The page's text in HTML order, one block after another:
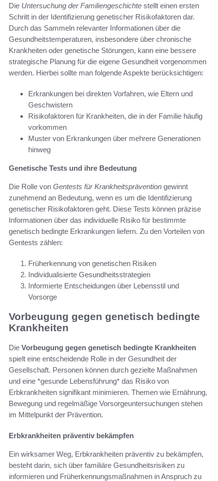
Die Untersuchung der Familiengeschichte stellt einen ersten
Schritt in der Identifizierung genetischer Risikofaktoren dar.
Durch das Sammeln relevanter Informationen über die
Gesundheitstemperaturen, insbesondere über chronische
Krankheiten oder genetische Störungen, kann eine bessere
strategische Planung für die eigene Gesundheit vorgenommen
werden. Hierbei sollte man folgende Aspekte berücksichtigen:
Erkrankungen bei direkten Vorfahren, wie Eltern und
Geschwistern
Risikofaktoren für Krankheiten, die in der Familie häufig
vorkommen
Muster von Erkrankungen über mehrere Generationen
hinweg
Genetische Tests und ihre Bedeutung
Die Rolle von Gentests für Krankheitsprävention gewinnt
zunehmend an Bedeutung, wenn es um die Identifizierung
genetischer Risikofaktoren geht. Diese Tests können präzise
Informationen über das individuelle Risiko für bestimmte
genetisch bedingte Erkrankungen liefern. Zu den Vorteilen von
Gentests zählen:
Früherkennung von genetischen Risiken
Individualisierte Gesundheitsstrategien
Informierte Entscheidungen über Lebensstil und
Vorsorge
Vorbeugung gegen genetisch bedingte
Krankheiten
Die Vorbeugung gegen genetisch bedingte Krankheiten
spielt eine entscheidende Rolle in der Gesundheit der
Gesellschaft. Personen können durch gezielte Maßnahmen
und eine *gesunde Lebensführung* das Risiko von
Erbkrankheiten signifikant minimieren. Themen wie Ernährung,
Bewegung und regelmäßige Vorsorgeuntersuchungen stehen
im Mittelpunkt der Prävention.
Erbkrankheiten präventiv bekämpfen
Ein wirksamer Weg, Erbkrankheiten präventiv zu bekämpfen,
besteht darin, sich über familiäre Gesundheitsrisiken zu
informieren und Früherkennungsmaßnahmen in Anspruch zu